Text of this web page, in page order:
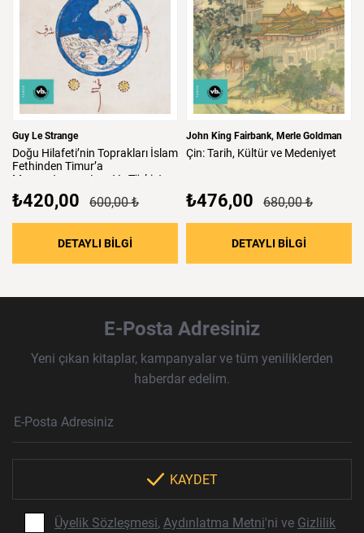
Guy Le Strange
Doğu Hilafeti’nin Toprakları İslam
Fethinden Timur’a
Mezopotamya,
Iran Ve Türkistan
₺420,00 600,00 ₺
DETAYLI BİLGİ : Doğu Hilafeti’nin Toprakları İslam
John King Fairbank Merle Goldman
Çin:Tarih, Kültürve Medeniyet
₺476,00 680,00 ₺
DETAYLI BİLGİ
E-Posta Adresiniz
Yeni çıkan kitaplar, kampanyalar ve tüm yeniliklerden
haberdar edelim.
Haber Bülteni Aboneliği
KAYDET
Üyelik Sözleşmesi, Aydınlatma Metni'ni ve Gizlilik